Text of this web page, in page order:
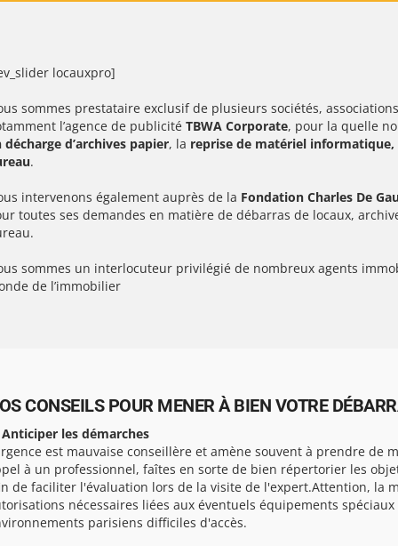
locauxpro]
sommes prestataire exclusif de plusieurs sociétés,
l’agence de publicité TBWA Corporate, pour la quelle
décharge d’archives papier, la reprise de matériel informatique,
.
intervenons également auprès de la Fondation Charles De
toutes ses demandes en matière de débarras de locaux,
sommes un interlocuteur privilégié de nombreux agents
de l’immobilier
CONSEILS POUR MENER À BIEN VOTRE
les démarches
est mauvaise conseillère et amène souvent à prendre de
à un professionnel, faîtes en sorte de bien répertorier les
de faciliter l'évaluation lors de la visite de l'expert.Attention, la
nécessaires liées aux éventuels équipements
parisiens difficiles d'accès.